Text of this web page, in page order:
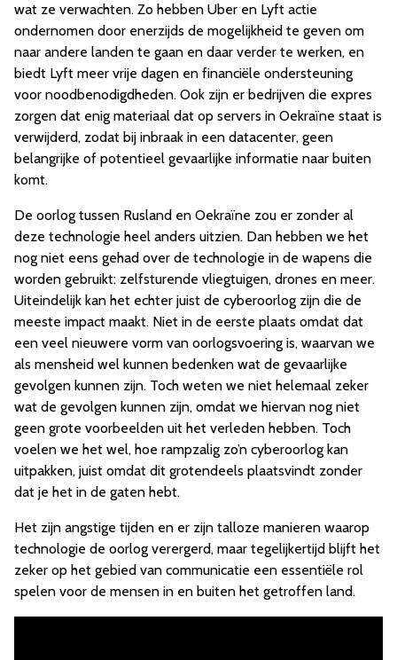
wat ze verwachten. Zo hebben Uber en Lyft actie
ondernomen door enerzijds de mogelijkheid te geven om
naar andere landen te gaan en daar verder te werken, en
biedt Lyft meer vrije dagen en financiële ondersteuning
voor noodbenodigdheden. Ook zijn er bedrijven die expres
zorgen dat enig materiaal dat op servers in Oekraïne staat is
verwijderd, zodat bij inbraak in een datacenter, geen
belangrijke of potentieel gevaarlijke informatie naar buiten
komt.
De oorlog tussen Rusland en Oekraïne zou er zonder al
deze technologie heel anders uitzien. Dan hebben we het
nog niet eens gehad over de technologie in de wapens die
worden gebruikt: zelfsturende vliegtuigen, drones en meer.
Uiteindelijk kan het echter juist de cyberoorlog zijn die de
meeste impact maakt. Niet in de eerste plaats omdat dat
een veel nieuwere vorm van oorlogsvoering is, waarvan we
als mensheid wel kunnen bedenken wat de gevaarlijke
gevolgen kunnen zijn. Toch weten we niet helemaal zeker
wat de gevolgen kunnen zijn, omdat we hiervan nog niet
geen grote voorbeelden uit het verleden hebben. Toch
voelen we het wel, hoe rampzalig zo’n cyberoorlog kan
uitpakken, juist omdat dit grotendeels plaatsvindt zonder
dat je het in de gaten hebt.
Het zijn angstige tijden en er zijn talloze manieren waarop
technologie de oorlog verergerd, maar tegelijkertijd blijft het
zeker op het gebied van communicatie een essentiële rol
spelen voor de mensen in en buiten het getroffen land.